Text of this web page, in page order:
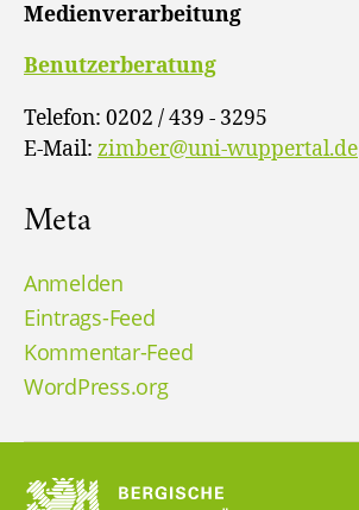
Medienverarbeitung
Benutzerberatung
Telefon: 0202 / 439 - 3295
E-Mail: zimber@uni-wuppertal.de
Meta
Anmelden
Eintrags-Feed
Kommentar-Feed
WordPress.org